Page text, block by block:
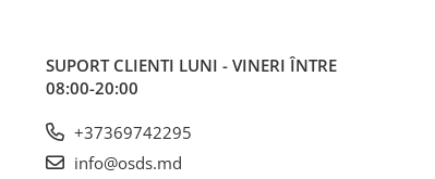
SUPORT CLIENTI LUNI - VINERI ÎNTRE
08:00-20:00
+37369742295
info@osds.md